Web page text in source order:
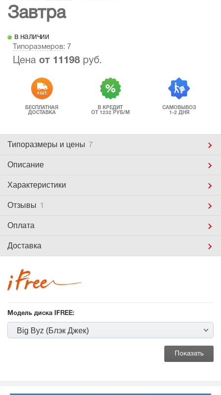
Завтра
в наличии
Типоразмеров: 7
Цена от 11198 руб.
4 ШТ.
БЕСПЛАТНАЯ
ДОСТАВКА
В КРЕДИТ
ОТ 1232 РУБ/М
САМОВЫВОЗ
1-2 ДНЯ
Типоразмеры и цены 7
Описание
Характеристики
Отзывы 1
Оплата
Доставка
Модель диска IFREE:
Big Byz (Блэк Джек)